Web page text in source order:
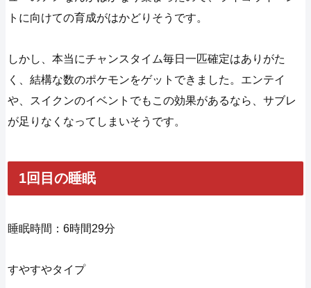
トに向けての育成がはかどりそうです。
しかし、本当にチャンスタイム毎日一匹確定はありがた
く、結構な数のポケモンをゲットできました。エンテイ
や、スイクンのイベントでもこの効果があるなら、サブレ
が足りなくなってしまいそうです。
1回目の睡眠
睡眠時間：6時間29分
すやすやタイプ